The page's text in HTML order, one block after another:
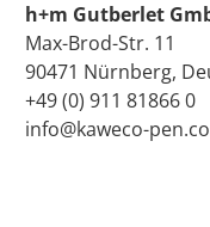
h+m Gutberlet
Max-Brod-Str. 11
90471 Nürnberg,
+49 (0) 911 81866 0
info@kaweco-